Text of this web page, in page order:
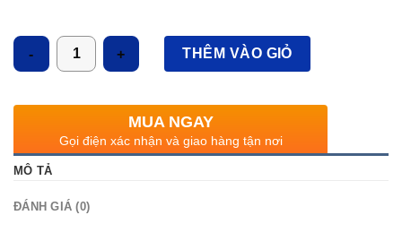
Số lượng
THÊM VÀO GIỎ
MUA NGAY
Gọi điện xác nhận và giao hàng tận nơi
MÔ TẢ
ĐÁNH GIÁ (0)